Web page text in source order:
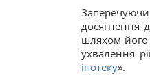
Заперечуючи
досягнення
шляхом його
ухвалення
іпотеку».